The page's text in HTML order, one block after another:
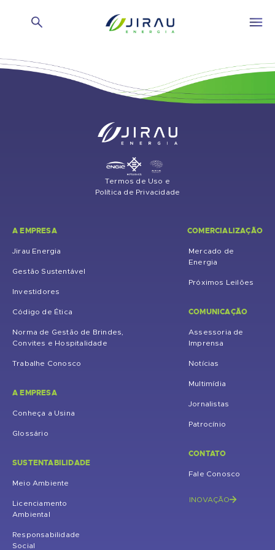
Alfabeto Glossário: L
Termos de Uso e
Política de Privacidade
A EMPRESA
Jirau Energia
Gestão Sustentável
Investidores
Código de Ética
Norma de Gestão de Brindes,
Convites e Hospitalidade
Trabalhe Conosco
A EMPRESA
Conheça a Usina
Glossário
SUSTENTABILIDADE
Meio Ambiente
Licenciamento
Ambiental
Responsabilidade
Social
COMERCIALIZAÇÃO
Mercado de
Energia
Próximos Leilões
COMUNICAÇÃO
Assessoria de
Imprensa
Notícias
Multimídia
Jornalistas
Patrocínio
CONTATO
Fale Conosco
INOVAÇÃO